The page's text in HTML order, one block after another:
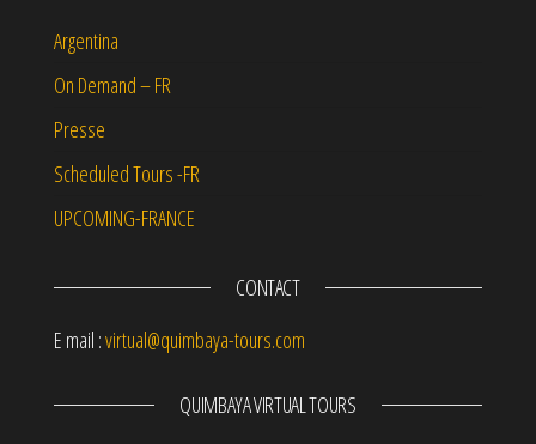
Argentina
On Demand – FR
Presse
Scheduled Tours -FR
UPCOMING-FRANCE
CONTACT
E mail :virtual@quimbaya-tours.com
QUIMBAYA VIRTUAL TOURS